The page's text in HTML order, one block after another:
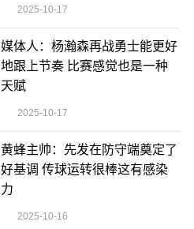
2025-10-17
媒体人：杨瀚森再战勇士能更好
地跟上节奏 比赛感觉也是一种
天赋
2025-10-17
黄蜂主帅：先发在防守端奠定了
好基调 传球运转很棒这有感染
力
2025-10-16